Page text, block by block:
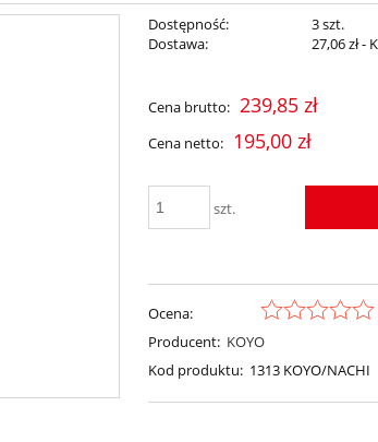
Dostępność:
3 szt.
Dostawa:
27,06 zł-
płatności
Cena brutto: 239,85 zł
Cena netto: 195,00 zł
szt.
Ocena:
Producent: KOYO
Kod produktu: 1313 KOYO/NACHI